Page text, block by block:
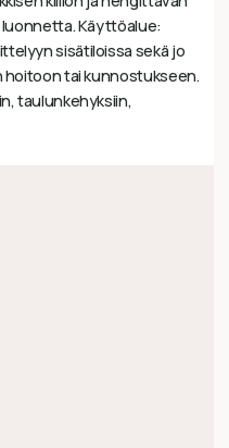
luonnetta. Käyttöalue:
sisätiloissa sekä jo
tai kunnostukseen.
taulunkehyksiin,